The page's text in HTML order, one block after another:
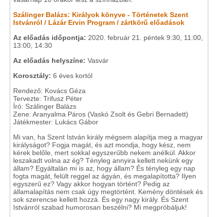
Szálinger Balázs: Királyok könyve - Történetek Szent
Istvánról / Lázár Ervin Program / zártkörű előadások
Az előadás időpontja: 2020. február 21. péntek 9:30, 11:00,
13:00, 14:30
Az előadás helyszíne: Vasvár
Korosztály: 6 éves kortól
Rendező: Kovács Géza
Tervezte: Trifusz Péter
Író: Szálinger Balázs
Zene: Aranyalma Páros (Vaskó Zsolt és Gebri Bernadett)
Játékmester: Lukács Gábor
Mi van, ha Szent István király mégsem alapítja meg a magyar
királyságot? Fogja magát, és azt mondja, hogy kész, nem
kérek belőle, mert sokkal egyszerűbb nekem anélkül. Akkor
leszakadt volna az ég? Tényleg annyira kellett nekünk egy
állam? Egyáltalán mi is az, hogy állam? És tényleg egy nap
fogta magát, felült reggel az ágyán, és megalapította? Ilyen
egyszerű ez? Vagy akkor hogyan történt? Pedig az
államalapítás nem csak úgy megtörtént. Kemény döntések és
sok szerencse kellett hozzá. És egy nagy király. És Szent
Istvánról szabad humorosan beszélni? Mi megpróbáljuk!